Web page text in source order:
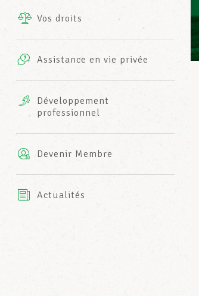
INFO-CENTER
Vos droits
Assistance en vie privée
complémentaires
AXA
Développement
professionnel
Devenir Membre
Actualités